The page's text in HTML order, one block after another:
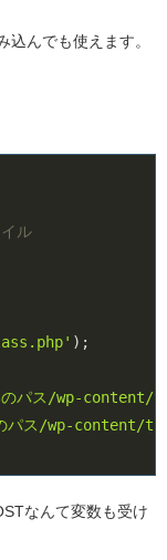
んでも使えます。
ル
);
パス/wp-content/
パス/wp-content/
なんて変数も受け